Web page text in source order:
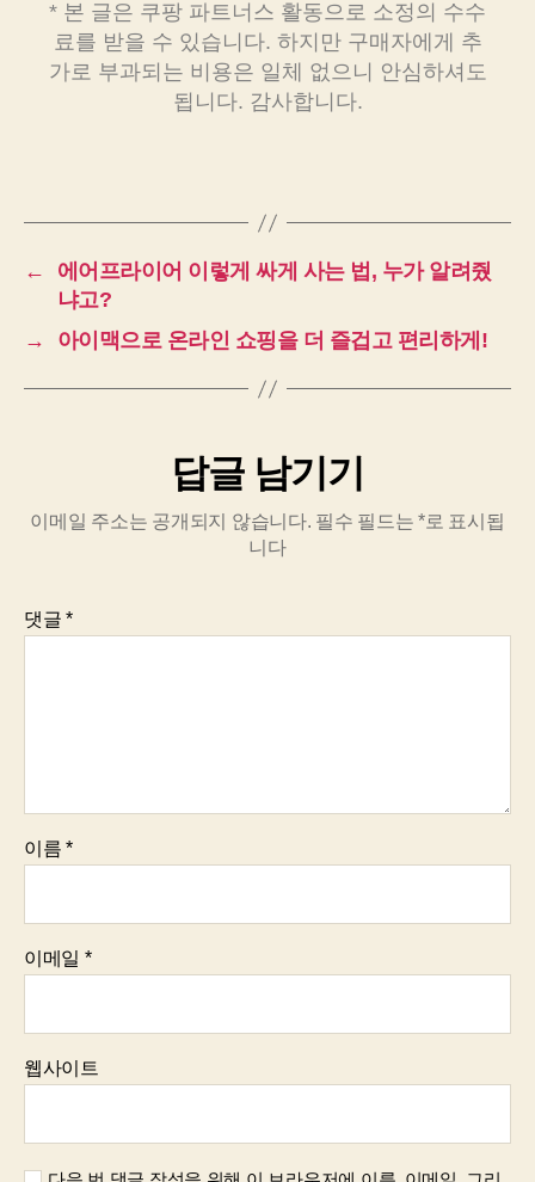
* 본 글은 쿠팡 파트너스 활동으로 소정의 수수
료를 받을 수 있습니다. 하지만 구매자에게 추
가로 부과되는 비용은 일체 없으니 안심하셔도
됩니다. 감사합니다.
←
에어프라이어 이렇게 싸게 사는 법, 누가 알려줬
냐고?
→
아이맥으로 온라인 쇼핑을 더 즐겁고 편리하게!
답글 남기기
이메일 주소는 공개되지 않습니다. 필수 필드는*로 표시됩
니다
댓글*
이름*
이메일 *
웹사이트